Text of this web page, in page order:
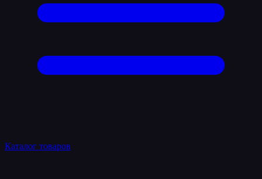
Каталог товаров